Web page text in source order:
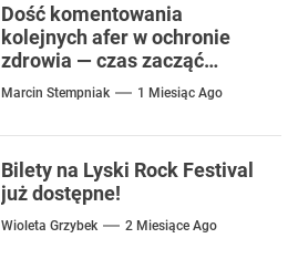
Dość komentowania
kolejnych afer w ochronie
zdrowia — czas zacząć
mówić o rozwiązaniach
Marcin Stempniak 1 Miesiąc Ago
Bilety na Lyski Rock Festival
już dostępne!
Wioleta Grzybek 2 Miesiące Ago